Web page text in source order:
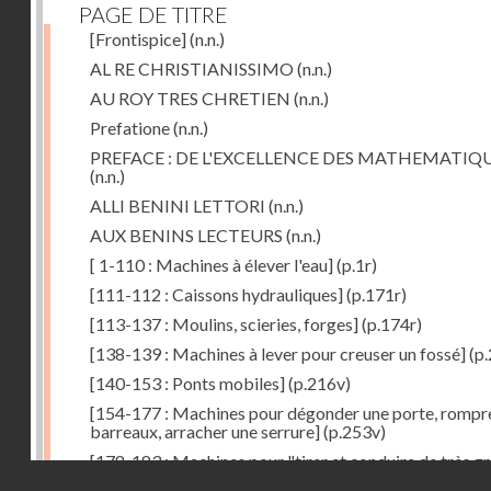
PAGE DE TITRE
[Frontispice](n.n.)
AL RE CHRISTIANISSIMO (n.n.)
AU ROY TRES CHRETIEN (n.n.)
Prefatione(n.n.)
PREFACE : DE L'EXCELLENCE DES
(n.n.)
ALLI BENINI LETTORI (n.n.)
AUX BENINS LECTEURS (n.n.)
[ 1-110 : Machines à élever l'eau](p.1r)
[111-112 : Caissons hydrauliques](p.171r)
[113-137 : Moulins, scieries, forges](p.174r)
[138-139 : Machines à lever pour creuser un fossé]
[140-153 : Ponts mobiles](p.216v)
[154-177 : Machines pour dégonder une porte,
barreaux, arracher une serrure](p.253v)
[178-183 : Machines pour "tirer et conduire de très